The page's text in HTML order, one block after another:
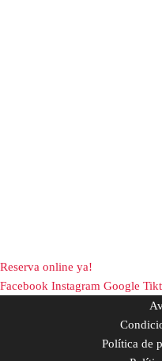
Reserva online ya!
Facebook Instagram Google
Política de